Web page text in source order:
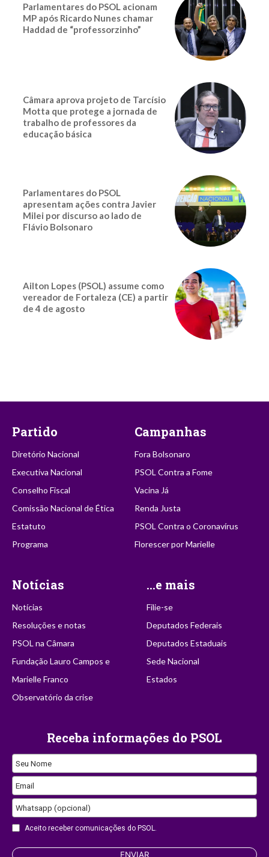
Parlamentares do PSOL acionam
MP após Ricardo Nunes chamar
Haddad de “professorzinho”
Câmara aprova projeto de Tarcísio
Motta que protege a jornada de
trabalho de professores da
educação básica
Parlamentares do PSOL
apresentam ações contra Javier
Milei por discurso ao lado de
Flávio Bolsonaro
Ailton Lopes (PSOL) assume como
vereador de Fortaleza (CE) a partir
de 4 de agosto
Partido
Diretório Nacional
Executiva Nacional
Conselho Fiscal
Comissão Nacional de Ética
Estatuto
Programa
Campanhas
Fora Bolsonaro
PSOL Contra a Fome
Vacina Já
Renda Justa
PSOL Contra o Coronavírus
Florescer por Marielle
Notícias
Notícias
Resoluções e notas
PSOL na Câmara
Fundação Lauro Campos e
Marielle Franco
Observatório da crise
...e mais
Filie-se
Deputados Federais
Deputados Estaduais
Sede Nacional
Estados
Receba informações do PSOL
Seu Nome
Email
Whatsapp (opcional)
YourAceito receber comunicações do PSOL.
ENVIAR